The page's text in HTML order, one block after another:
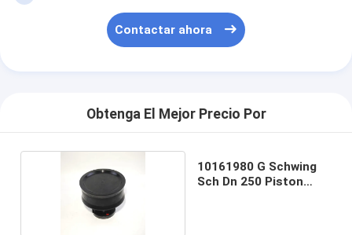
Contactar ahora
Obtenga El Mejor Precio Por
10161980 G Schwing
Sch Dn 250 Piston